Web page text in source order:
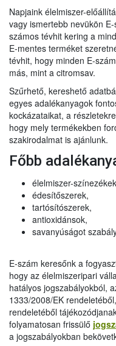
Napjaink élelmiszer-
vagy ismertebb nevükön
számos tévhit kering a
E-mentes terméket
tévhit, hogy minden E-
más, mint a citromsav.
Szűrhető, kereshető
egyes adalékanyagok
kockázataikat, a
hogy mely termékekben
szakirodalmat is ajánlunk.
Főbb
élelmiszer-
édesítőszerek,
tartósítószerek,
antioxidánsok,
savanyúságot
E-szám keresőnk a
hogy az élelmiszeripari
hatályos jogszabályokból,
1333/2008/EK
rendeletéből
folyamatosan frissülő
a jogszabályokban